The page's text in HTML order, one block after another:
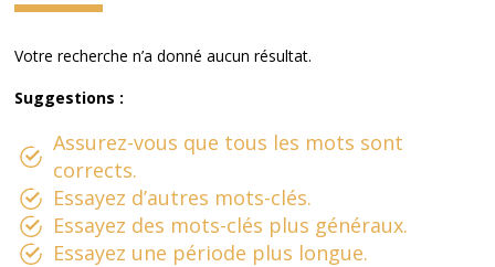
Votre recherche n’a donné aucun résultat.
Suggestions :
Assurez-vous que tous les mots sont
corrects.
Essayez d’autres mots-clés.
Essayez des mots-clés plus généraux.
Essayez une période plus longue.